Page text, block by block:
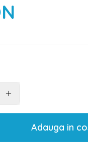
Adauga in